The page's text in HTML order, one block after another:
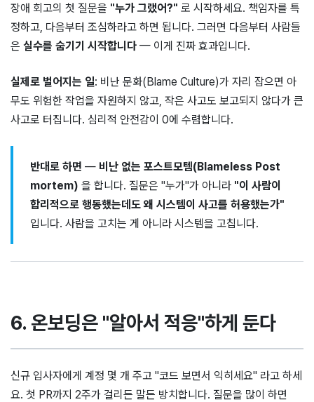
장애 회고의 첫 질문을 "누가 그랬어?" 로 시작하세요. 책임자를 특
정하고, 다음부터 조심하라고 하면 됩니다. 그러면 다음부터 사람들
은 실수를 숨기기 시작합니다 — 이게 진짜 효과입니다.
실제로 벌어지는 일: 비난 문화(Blame Culture)가 자리 잡으면 아
무도 위험한 작업을 자원하지 않고, 작은 사고도 보고되지 않다가 큰
사고로 터집니다. 심리적 안전감이 0에 수렴합니다.
반대로 하면 — 비난 없는 포스트모템(Blameless Post
mortem) 을 합니다. 질문은 "누가"가 아니라 "이 사람이
합리적으로 행동했는데도 왜 시스템이 사고를 허용했는가"
입니다. 사람을 고치는 게 아니라 시스템을 고칩니다.
6. 온보딩은 "알아서 적응"하게 둔다
신규 입사자에게 계정 몇 개 주고 "코드 보면서 익히세요" 라고 하세
요. 첫 PR까지 2주가 걸리든 말든 방치합니다. 질문을 많이 하면